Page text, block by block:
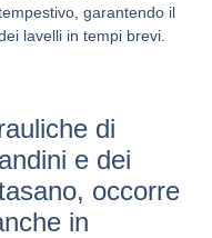
garantendo il
lavelli in tempi brevi.
di
e dei
occorre
in